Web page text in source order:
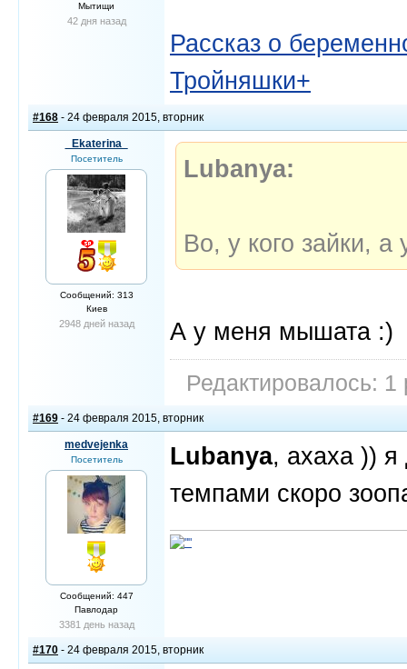
Мытищи
42 дня назад
Рассказ о
Тройняшки+
#168 - 24 февраля 2015, вторник
_Ekaterina_
Посетитель
Сообщений: 313
Киев
2948 дней назад
Lubanya:
Во, у кого зайки,
А у меня мышата :)
Редактировалось:
#169 - 24 февраля 2015, вторник
medvejenka
Посетитель
Сообщений: 447
Павлодар
3381 день назад
Lubanya, ахаха )) я
темпами скоро
#170 - 24 февраля 2015, вторник